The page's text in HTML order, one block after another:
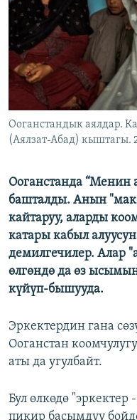
ЫҢГАЙСЫЗ СУРООЛОР
ЭЕ/АРнун бардык
Ооганстандык аялдар.
(Аялзат-Абад) кыштагы.
Ооганстанда “Менин
башталды. Анын
кайтаруу, аларды
катары кабыл
демилгечилер. Алар
өлгөндө да өз
күйүп-бышууда.
Эркектердин гана
Ооганстан
аты да угулбайт.
Бул өлкөдө
пикир басымдуу